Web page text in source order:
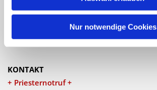
Nur notwendige Cookies
NAVIGATION
Veranstaltungen
KONTAKT
+ Priesternotruf +